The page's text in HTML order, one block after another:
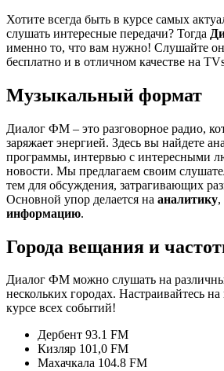
Хотите всегда быть в курсе самых
слушать интересные передачи? Тогда
именно то, что вам нужно! Слушайте
бесплатно и в отличном качестве на
Музыкальный формат
Диалог ФМ – это разговорное радио,
заряжает энергией. Здесь вы найдете
программы, интервью с интересными
новости. Мы предлагаем своим
тем для обсуждения, затрагивающих
Основной упор делается на аналитику,
информацию.
Города вещания и
Диалог ФМ можно слушать на
нескольких городах. Настраивайтесь
курсе всех событий!
Дербент 93.1 FM
Кизляр 101,0 FM
Махачкала 104.8 FM